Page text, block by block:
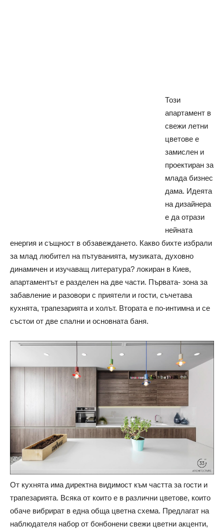
Този
апартамент в
свежи летни
цветове е
замислен и
проектиран за
млада бизнес
дама. Идеята
на дизайнера
е да отрази
нейната
енергия и същност в обзавеждането. Какво бихте избрали
за млад любител на пътуванията, музиката, духовно
динамичен и изучаващ литература? локиран в Киев,
апартаментът е разделен на две части. Първата- зона за
забавление и разовори с приятели и гости, съчетава
кухнята, трапезарията и холът. Втората е по-интимна и се
състои от две спални и основната баня.
От кухнята има директна видимост към частта за гости и
трапезарията. Всяка от които е в различни цветове, които
обаче вибрират в една обща цветна схема. Предлагат на
наблюдателя набор от бонбонени свежи цветни акценти,